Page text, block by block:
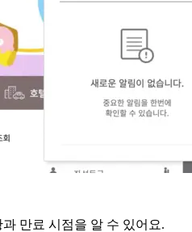
만료 시점을 알 수 있어요.